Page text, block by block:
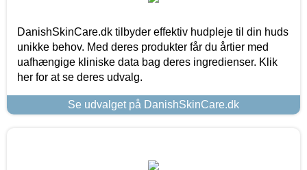
DanishSkinCare.dk tilbyder effektiv hudpleje til din huds
unikke behov. Med deres produkter får du årtier med
uafhængige kliniske data bag deres ingredienser. Klik
her for at se deres udvalg.
Se udvalget på DanishSkinCare.dk